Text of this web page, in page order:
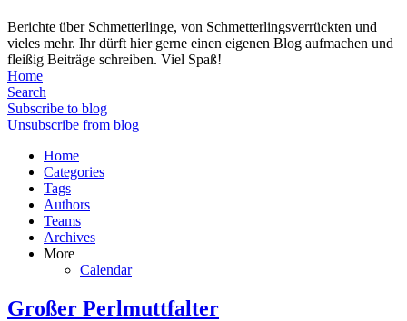
Berichte über Schmetterlinge, von Schmetterlingsverrückten und
vieles mehr. Ihr dürft hier gerne einen eigenen Blog aufmachen und
fleißig Beiträge schreiben. Viel Spaß!
Home
Search
Subscribe to blog
Unsubscribe from blog
Home
Categories
Tags
Authors
Teams
Archives
More
Calendar
Großer Perlmuttfalter